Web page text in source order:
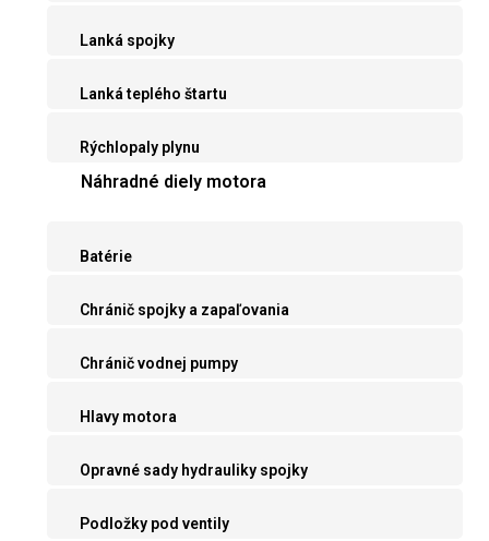
Lanká spojky
Lanká teplého štartu
Rýchlopaly plynu
Náhradné diely motora
Batérie
Chránič spojky a zapaľovania
Chránič vodnej pumpy
Hlavy motora
Opravné sady hydrauliky spojky
Podložky pod ventily